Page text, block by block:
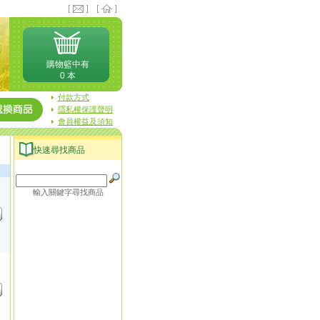
購物籃中有
0 本
付款方式
隱私權保護聲明
會員權益及須知
快速尋找商品
輸入關鍵字尋找商品